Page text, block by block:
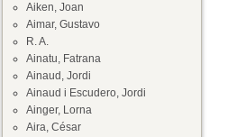
Aiken, Joan
Aimar, Gustavo
R. A.
Ainatu, Fatrana
Ainaud, Jordi
Ainaud i Escudero, Jordi
Ainger, Lorna
Aira, César